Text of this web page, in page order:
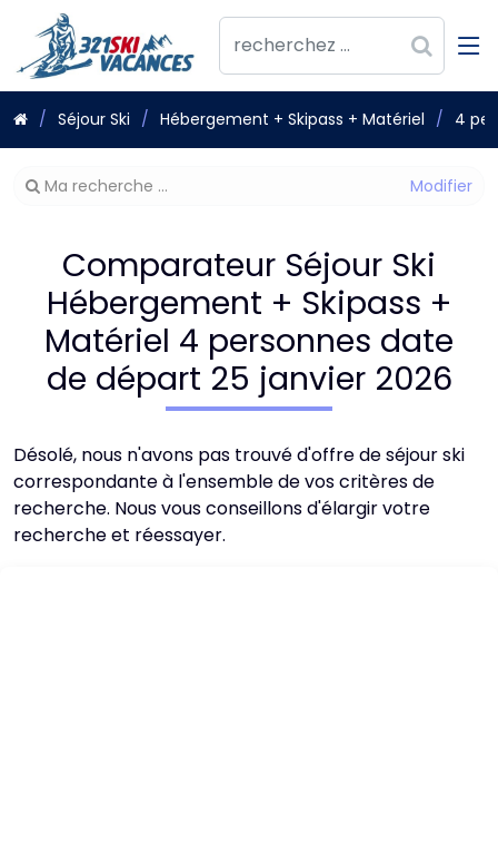
Séjour Ski Hébergement + Skipass + Matériel 4
Modifier
Ma recherche ...
Comparateur Séjour Ski
Hébergement + Skipass +
Matériel 4 personnes date
de départ 25 janvier 2026
Désolé, nous n'avons pas trouvé d'offre de séjour ski
correspondante à l'ensemble de vos critères de
recherche. Nous vous conseillons d'élargir votre
recherche et réessayer.